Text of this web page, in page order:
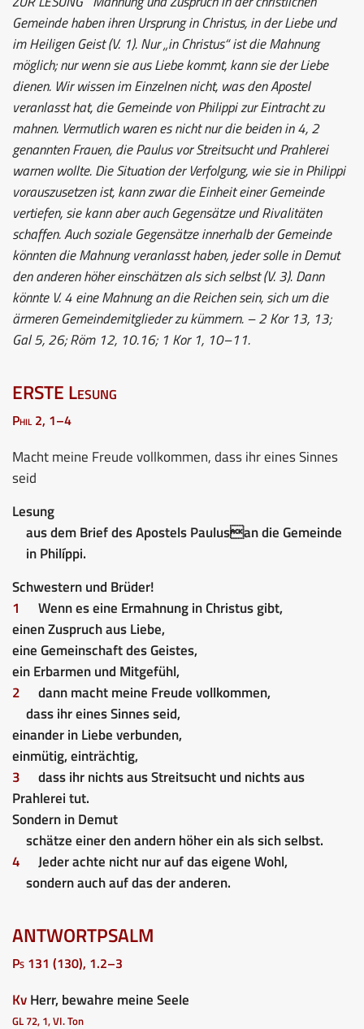
Gemeinde haben ihren Ursprung in Christus, in der Liebe und
im Heiligen Geist (V. 1). Nur „in Christus“ ist die Mahnung
möglich; nur wenn sie aus Liebe kommt, kann sie der Liebe
dienen. Wir wissen im Einzelnen nicht, was den Apostel
veranlasst hat, die Gemeinde von Philippi zur Eintracht zu
mahnen. Vermutlich waren es nicht nur die beiden in 4, 2
genannten Frauen, die Paulus vor Streitsucht und Prahlerei
warnen wollte. Die Situation der Verfolgung, wie sie in Philippi
vorauszusetzen ist, kann zwar die Einheit einer Gemeinde
vertiefen, sie kann aber auch Gegensätze und Rivalitäten
schaffen. Auch soziale Gegensätze innerhalb der Gemeinde
könnten die Mahnung veranlasst haben, jeder solle in Demut
den anderen höher einschätzen als sich selbst (V. 3). Dann
könnte V. 4 eine Mahnung an die Reichen sein, sich um die
ärmeren Gemeindemitglieder zu kümmern. – 2 Kor 13, 13;
Gal 5, 26; Röm 12, 10.16; 1 Kor 1, 10–11.
ERSTE Lesung
Phil 2, 1–4
Macht meine Freude vollkommen, dass ihr eines Sinnes
seid
Lesung
aus dem Brief des Apostels Paulusan die Gemeinde
in Philíppi.
Schwestern und Brüder!
1
Wenn es eine Ermahnung in Christus gibt,
einen Zuspruch aus Liebe,
eine Gemeinschaft des Geistes,
ein Erbarmen und Mitgefühl,
2
dann macht meine Freude vollkommen,
dass ihr eines Sinnes seid,
einander in Liebe verbunden,
einmütig, einträchtig,
3
dass ihr nichts aus Streitsucht und nichts aus
Prahlerei tut.
Sondern in Demut
schätze einer den andern höher ein als sich selbst.
4
Jeder achte nicht nur auf das eigene Wohl,
sondern auch auf das der anderen.
ANTWORTPSALM
Ps 131 (130), 1.2–3
KvHerr, bewahre meine Seele
GL 72, 1, VI. Ton